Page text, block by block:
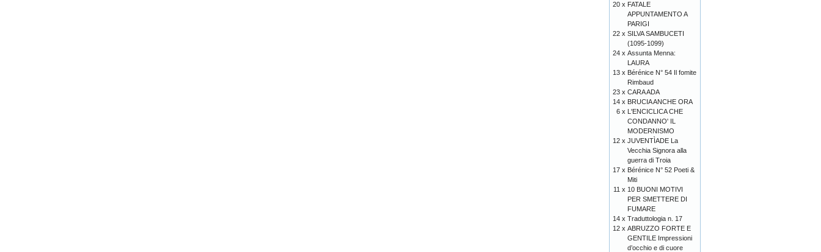
20 x FATALE
APPUNTAMENTO A
PARIGI
22 x SILVA SAMBUCETI
(1095-1099)
24 x Assunta Menna:
LAURA
13 x Bérénice N° 54 Il fomite
Rimbaud
23 x CARA ADA
14 x BRUCIA ANCHE ORA
6 x L'ENCICLICA CHE
CONDANNO' IL
MODERNISMO
12 x JUVENTÌADE La
Vecchia Signora alla
guerra di Troia
17 x Bérénice N° 52 Poeti &
Miti
11 x 10 BUONI MOTIVI
PER SMETTERE DI
FUMARE
14 x Traduttologia n. 17
12 x ABRUZZO FORTE E
GENTILE Impressioni
d’occhio e di cuore